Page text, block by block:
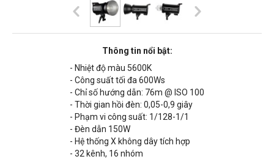
Thông tin nổi bật:
- Nhiệt độ màu 5600K
- Công suất tối đa 600Ws
- Chỉ số hướng dẫn: 76m @ ISO 100
- Thời gian hồi đèn: 0,05-0,9 giây
- Phạm vi công suất: 1/128-1/1
- Đèn dẫn 150W
- Hệ thống X không dây tích hợp
- 32 kênh, 16 nhóm